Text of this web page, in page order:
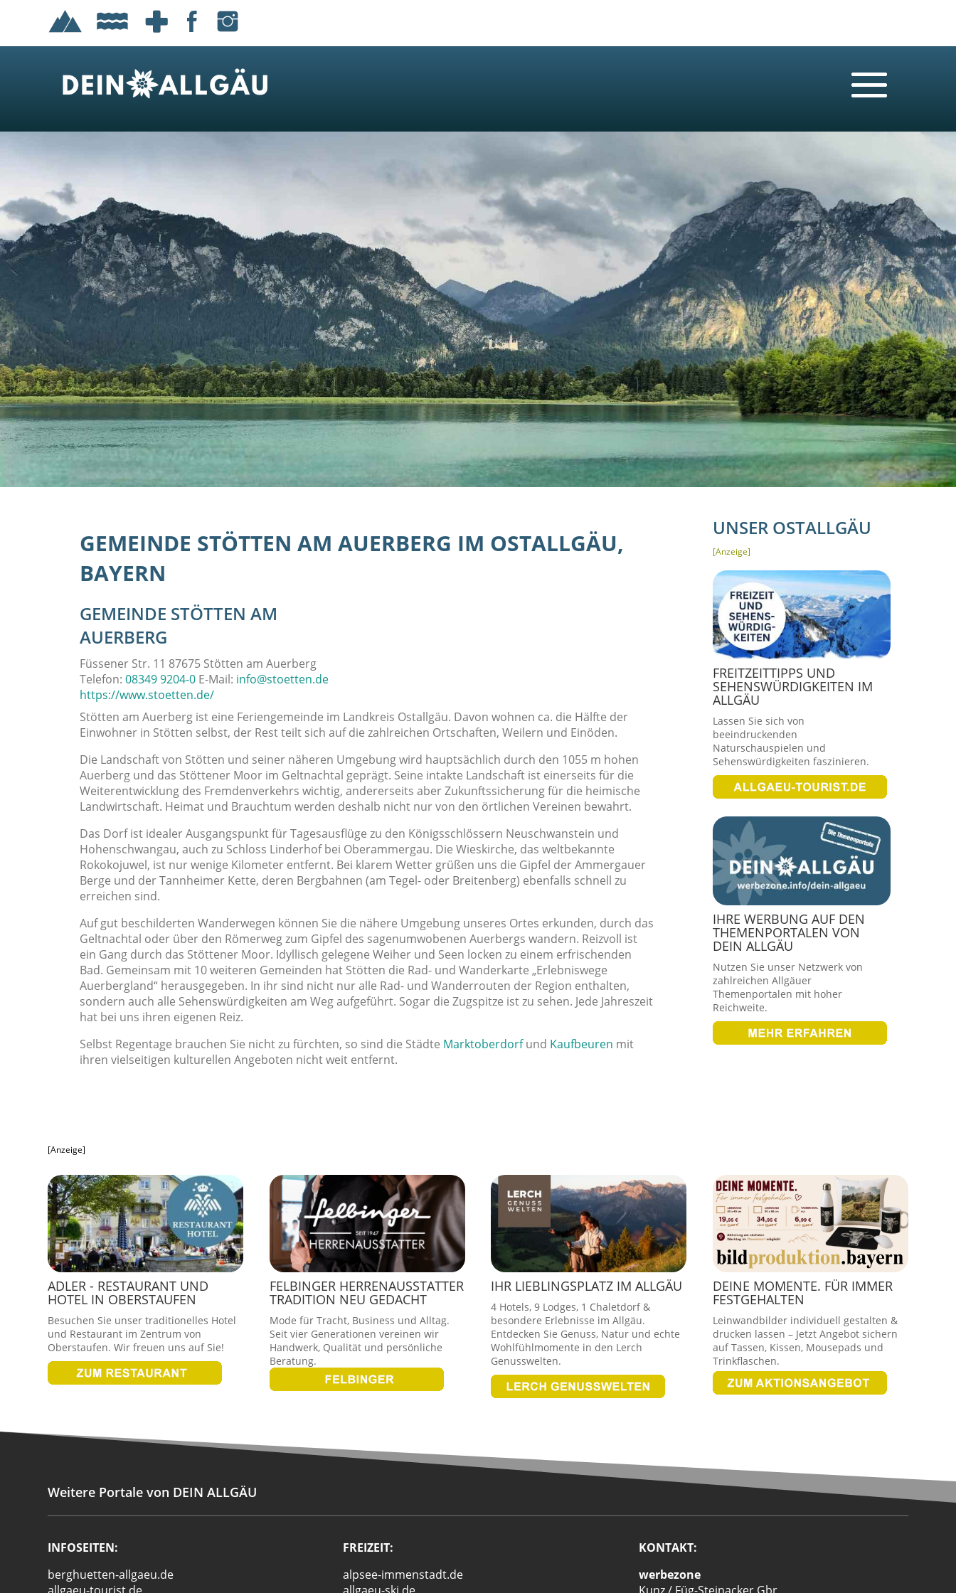
GEMEINDE STÖTTEN AM AUERBERG IM OSTALLGÄU,
BAYERN
GEMEINDE STÖTTEN AM
AUERBERG
Füssener Str. 11 87675 Stötten am Auerberg
Telefon:08349 9204-0 E-Mail: info@stoetten.de
https://www.stoetten.de/
Stötten am Auerberg ist eine Feriengemeinde im Landkreis Ostallgäu. Davon wohnen ca. die Hälfte der
Einwohner in Stötten selbst, der Rest teilt sich auf die zahlreichen Ortschaften, Weilern und Einöden.
Die Landschaft von Stötten und seiner näheren Umgebung wird hauptsächlich durch den 1055 m hohen
Auerberg und das Stöttener Moor im Geltnachtal geprägt. Seine intakte Landschaft ist einerseits für die
Weiterentwicklung des Fremdenverkehrs wichtig, andererseits aber Zukunftssicherung für die heimische
Landwirtschaft. Heimat und Brauchtum werden deshalb nicht nur von den örtlichen Vereinen bewahrt.
Das Dorf ist idealer Ausgangspunkt für Tagesausflüge zu den Königsschlössern Neuschwanstein und
Hohenschwangau, auch zu Schloss Linderhof bei Oberammergau. Die Wieskirche, das weltbekannte
Rokokojuwel, ist nur wenige Kilometer entfernt. Bei klarem Wetter grüßen uns die Gipfel der Ammergauer
Berge und der Tannheimer Kette, deren Bergbahnen (am Tegel- oder Breitenberg) ebenfalls schnell zu
erreichen sind.
Auf gut beschilderten Wanderwegen können Sie die nähere Umgebung unseres Ortes erkunden, durch das
Geltnachtal oder über den Römerweg zum Gipfel des sagenumwobenen Auerbergs wandern. Reizvoll ist
ein Gang durch das Stöttener Moor. Idyllisch gelegene Weiher und Seen locken zu einem erfrischenden
Bad. Gemeinsam mit 10 weiteren Gemeinden hat Stötten die Rad- und Wanderkarte „Erlebniswege
Auerbergland“ herausgegeben. In ihr sind nicht nur alle Rad- und Wanderrouten der Region enthalten,
sondern auch alle Sehenswürdigkeiten am Weg aufgeführt. Sogar die Zugspitze ist zu sehen. Jede Jahreszeit
hat bei uns ihren eigenen Reiz.
Selbst Regentage brauchen Sie nicht zu fürchten, so sind die Städte Marktoberdorfund Kaufbeuren mit
ihren vielseitigen kulturellen Angeboten nicht weit entfernt.
UNSER OSTALLGÄU
[Anzeige]
FREITZEITTIPPS UND
SEHENSWÜRDIGKEITEN IM
ALLGÄU
Lassen Sie sich von
beeindruckenden
Naturschauspielen und
Sehenswürdigkeiten faszinieren.
IHRE WERBUNG AUF DEN
THEMENPORTALEN VON
DEIN ALLGÄU
Nutzen Sie unser Netzwerk von
zahlreichen Allgäuer
Themenportalen mit hoher
Reichweite.
[Anzeige]
ADLER - RESTAURANT UND
HOTEL IN OBERSTAUFEN
Besuchen Sie unser traditionelles Hotel
und Restaurant im Zentrum von
Oberstaufen. Wir freuen uns auf Sie!
FELBINGER HERRENAUSSTATTER
TRADITION NEU GEDACHT
Mode für Tracht, Business und Alltag.
Seit vier Generationen vereinen wir
Handwerk, Qualität und persönliche
Beratung.
IHR LIEBLINGSPLATZ IM ALLGÄU
4 Hotels, 9 Lodges, 1 Chaletdorf &
besondere Erlebnisse im Allgäu.
Entdecken Sie Genuss, Natur und echte
Wohlfühlmomente in den Lerch
Genusswelten.
DEINE MOMENTE. FÜR IMMER
FESTGEHALTEN
Leinwandbilder individuell gestalten &
drucken lassen – Jetzt Angebot sichern
auf Tassen, Kissen, Mousepads und
Trinkflaschen.
Weitere Portale von DEIN ALLGÄU
INFOSEITEN:
berghuetten-allgaeu.de
FREIZEIT:
alpsee-immenstadt.de
KONTAKT:
werbezone